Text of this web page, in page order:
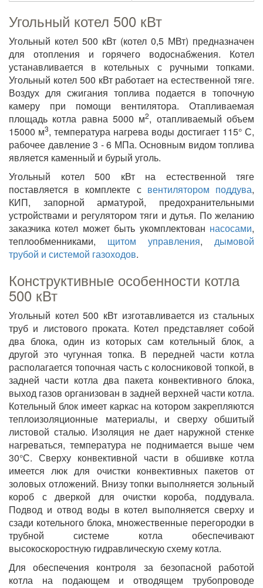
Угольный котел 500 кВт
Угольный котел 500 кВт (котел 0,5 МВт) предназначен
для отопления и горячего водоснабжения. Котел
устанавливается в котельных с ручными топками.
Угольный котел 500 кВт работает на естественной тяге.
Воздух для сжигания топлива подается в топочную
камеру при помощи вентилятора. Отапливаемая
площадь котла равна 5000 м2, отапливаемый объем
15000 м3, температура нагрева воды достигает 115° С,
рабочее давление 3 - 6 МПа. Основным видом топлива
является каменный и бурый уголь.
Угольный котел 500 кВт на естественной тяге
поставляется в комплекте с вентилятором поддува,
КИП, запорной арматурой, предохранительными
устройствами и регулятором тяги и дутья. По желанию
заказчика котел может быть укомплектован насосами,
теплообменниками, щитом управления, дымовой
трубой и системой газоходов.
Конструктивные особенности котла
500 кВт
Угольный котел 500 кВт изготавливается из стальных
труб и листового проката. Котел представляет собой
два блока, один из которых сам котельный блок, а
другой это чугунная топка. В передней части котла
располагается топочная часть с колосниковой топкой, в
задней части котла два пакета конвективного блока,
выход газов организован в задней верхней части котла.
Котельный блок имеет каркас на котором закрепляются
теплоизоляционные материалы, и сверху обшитый
листовой сталью. Изоляция не дает наружной стенке
нагреваться, температура не поднимается выше чем
30°С. Сверху конвективной части в обшивке котла
имеется люк для очистки конвективных пакетов от
золовых отложений. Внизу топки выполняется зольный
короб с дверкой для очистки короба, поддувала.
Подвод и отвод воды в котел выполняется сверху и
сзади котельного блока, множественные перегородки в
трубной системе котла обеспечивают
высокоскоростную гидравлическую схему котла.
Для обеспечения контроля за безопасной работой
котла на подающем и отводящем трубопроводе